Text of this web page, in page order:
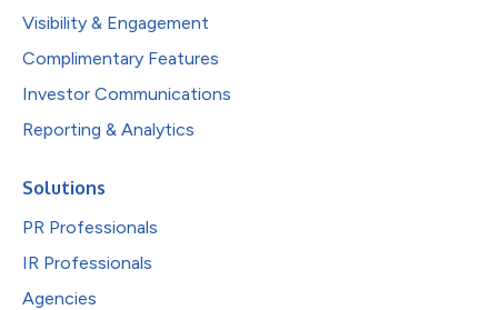
Visibility & Engagement
Complimentary Features
Investor Communications
Reporting & Analytics
Solutions
PR Professionals
IR Professionals
Agencies